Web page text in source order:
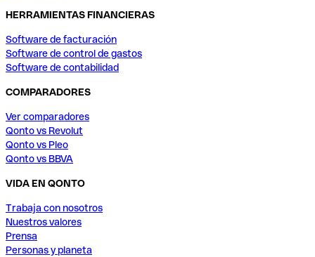
HERRAMIENTAS FINANCIERAS
Software de facturación
Software de control de gastos
Software de contabilidad
COMPARADORES
Ver comparadores
Qonto vs Revolut
Qonto vs Pleo
Qonto vs BBVA
VIDA EN QONTO
Trabaja con nosotros
Nuestros valores
Prensa
Personas y planeta